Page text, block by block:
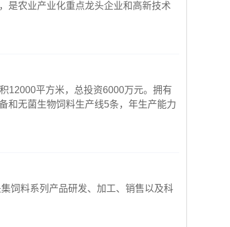
是农业产业化重点龙头企业和高新技术
12000平方米，总投资6000万元。拥有
和无菌生物饲料生产线5条，年生产能力
饲料系列产品研发、加工、销售以及科